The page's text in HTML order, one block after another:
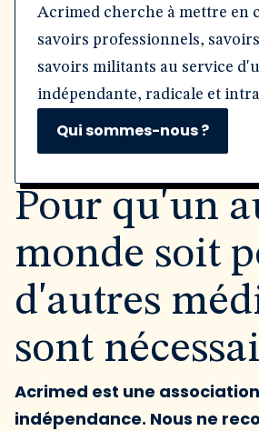
Acrimed cherche à mettre en
savoirs professionnels,
savoirs militants au service
indépendante, radicale et
Qui sommes-nous ?
Pour qu'un
monde soit
d'autres
sont
Acrimed est une
indépendance. Nous ne